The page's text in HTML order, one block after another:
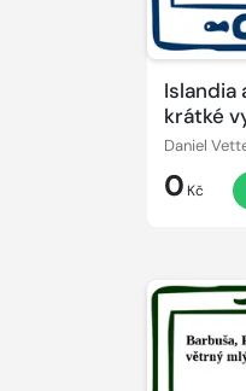
Islandia
krátké
ostrova
Daniel
0 Kč